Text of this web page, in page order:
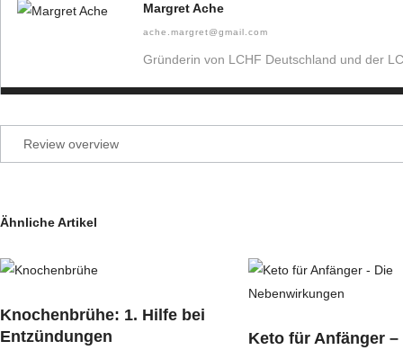
Margret Ache
ache.margret@gmail.com
Gründerin von LCHF Deutschland und der
Review overview
Ähnliche Artikel
Knochenbrühe: 1. Hilfe bei
Entzündungen
Keto für Anfänger –